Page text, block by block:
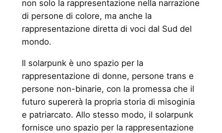
non solo la rappresentazione nella narrazione
di persone di colore, ma anche la
rappresentazione diretta di voci dal Sud del
mondo.
Il solarpunk è uno spazio per la
rappresentazione di donne, persone trans e
persone non-binarie, con la promessa che il
futuro supererà la propria storia di misoginia
e patriarcato. Allo stesso modo, il solarpunk
fornisce uno spazio per la rappresentazione